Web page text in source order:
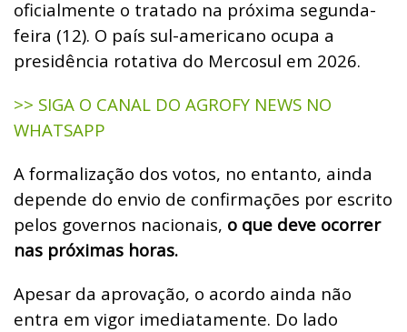
oficialmente o tratado na próxima segunda-
feira (12). O país sul-americano ocupa a
presidência rotativa do Mercosul em 2026.
>> SIGA O CANAL DO AGROFY NEWS NO
WHATSAPP
A formalização dos votos, no entanto, ainda
depende do envio de confirmações por escrito
pelos governos nacionais, o que deve ocorrer
nas próximas horas.
Apesar da aprovação, o acordo ainda não
entra em vigor imediatamente. Do lado